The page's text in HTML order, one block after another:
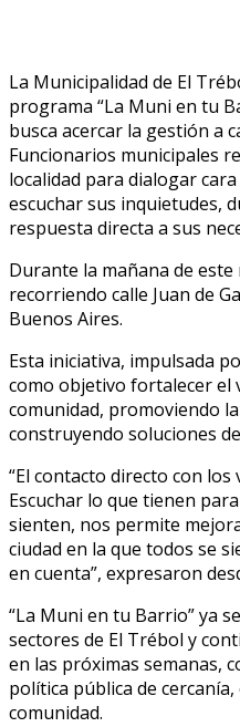
La Municipalidad de El
programa “La Muni en tu
busca acercar la gestión a
Funcionarios municipales
localidad para dialogar
escuchar sus inquietudes,
respuesta directa a sus
Durante la mañana de
recorriendo calle Juan de
Buenos Aires.
Esta iniciativa, impulsada
como objetivo fortalecer el
comunidad, promoviendo
construyendo soluciones
“El contacto directo con
Escuchar lo que tienen
sienten, nos permite
ciudad en la que todos se
en cuenta”, expresaron
“La Muni en tu Barrio” ya
sectores de El Trébol y
en las próximas semanas,
política pública de
comunidad.